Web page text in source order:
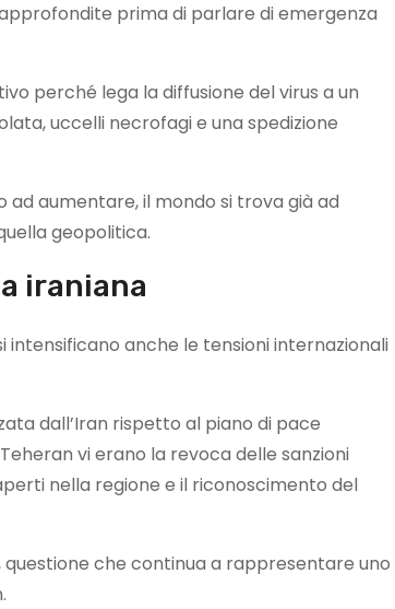
prima di parlare di emergenza
perché lega la diffusione del virus a un
uccelli necrofagi e una spedizione
aumentare, il mondo si trova già ad
geopolitica.
iraniana
intensificano anche le tensioni internazionali
dall’Iran rispetto al piano di pace
vi erano la revoca delle sanzioni
nella regione e il riconoscimento del
che continua a rappresentare uno